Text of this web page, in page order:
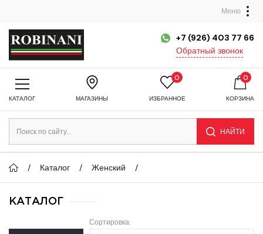
Меню
+7 (926) 403 77 66
Обратный звонок
КАТАЛОГ МАГАЗИНЫ ИЗБРАННОЕ
0
КОРЗИНА
0
НАЙТИ
Каталог Женский
КАТАЛОГ
Сортировка: